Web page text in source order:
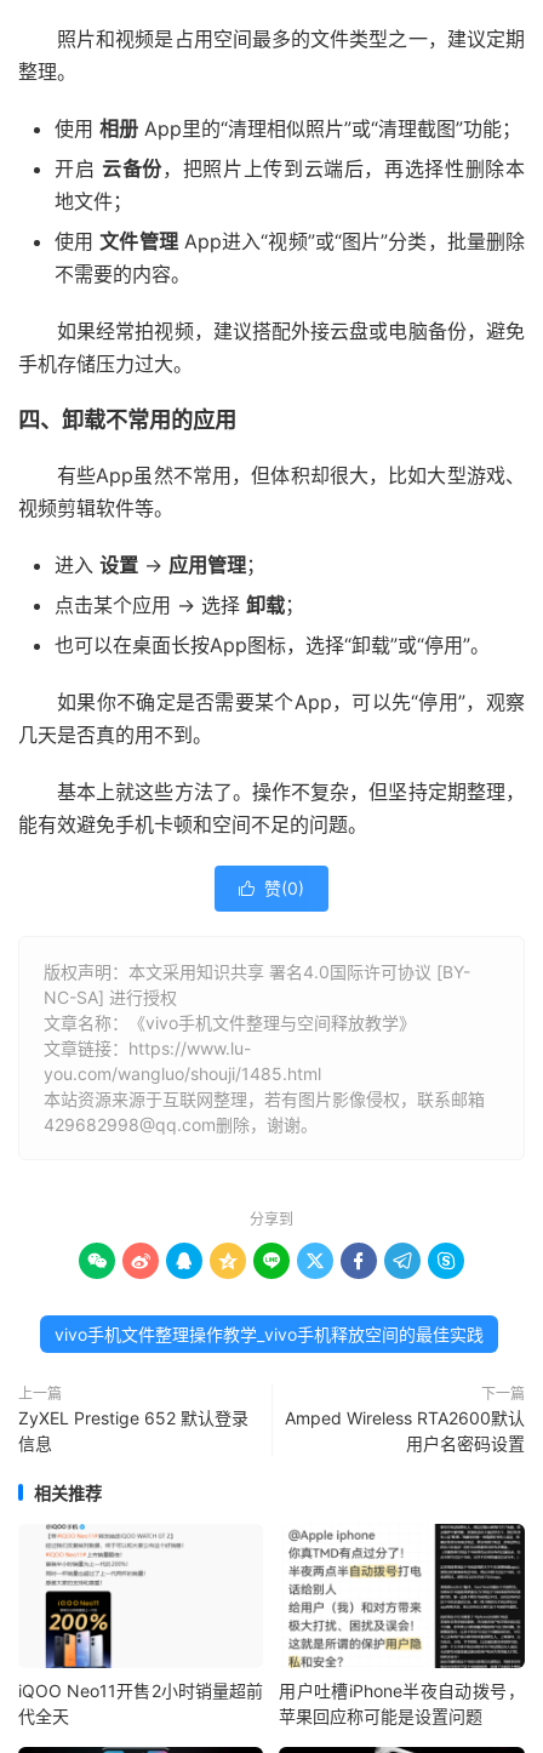
照片和视频是占用空间最多的文件类型之一，建议定期
整理。
使用 相册 App里的“清理相似照片”或“清理截图”功能；
开启 云备份，把照片上传到云端后，再选择性删除本
地文件；
使用文件管理App进入“视频”或“图片”分类，批量删除
不需要的内容。
如果经常拍视频，建议搭配外接云盘或电脑备份，避免
手机存储压力过大。
四、卸载不常用的应用
有些App虽然不常用，但体积却很大，比如大型游戏、
视频剪辑软件等。
进入 设置 → 应用管理；
点击某个应用 → 选择 卸载；
也可以在桌面长按App图标，选择“卸载”或“停用”。
如果你不确定是否需要某个App，可以先“停用”，观察
几天是否真的用不到。
基本上就这些方法了。操作不复杂，但坚持定期整理，
能有效避免手机卡顿和空间不足的问题。
 赞(0)
版权声明：本文采用知识共享 署名4.0国际许可协议 [BY-
NC-SA] 进行授权
文章名称：《vivo手机文件整理与空间释放教学》
文章链接： https://www.lu-
you.com/wangluo/shouji/1485.html
本站资源来源于互联网整理，若有图片影像侵权，联系邮箱
429682998@qq.com删除，谢谢。
分享到
        
vivo手机文件整理操作教学_vivo手机释放空间的最佳实践
上一篇
ZyXEL Prestige 652 默认登录
信息
下一篇
Amped Wireless RTA2600默认
用户名密码设置
相关推荐
iQOO Neo11开售2小时销量超前
代全天
用户吐槽iPhone半夜自动拨号，
苹果回应称可能是设置问题